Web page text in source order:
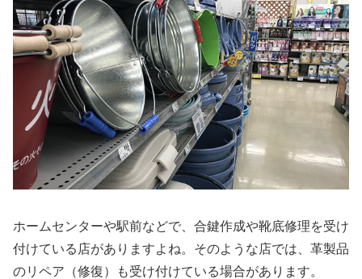
ホームセンターや駅前などで、合鍵作成や靴底修理を受け
付けている店がありますよね。そのような店では、革製品
のリペア（修復）も受け付けている場合があります。